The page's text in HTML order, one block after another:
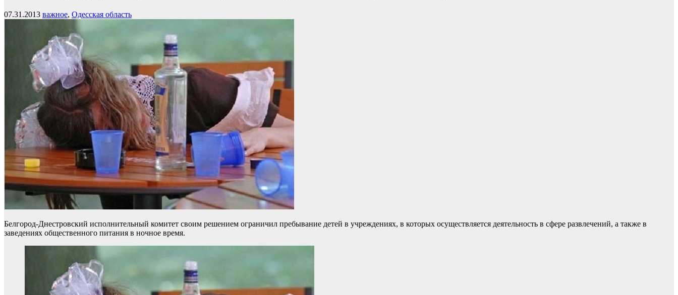
07.31.2013 важное, Одесская область
Белгород-Днестровский исполнительный комитет своим решением ограничил пребывание детей в учреждениях, в которых осуществляется деятельность в сфере развлечений, а также в
заведениях общественного питания в ночное время.